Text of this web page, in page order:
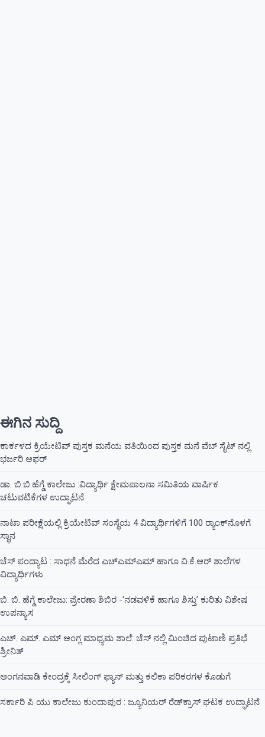
ಈಗಿನ ಸುದ್ದಿ
ಕಾರ್ಕಳದ ಕ್ರಿಯೇಟಿವ್ ಪುಸ್ತಕ ಮನೆಯ ವತಿಯಿಂದ ಪುಸ್ತಕ ಮನೆ ವೆಬ್ ಸೈಟ್ ನಲ್ಲಿ
ಭರ್ಜರಿ ಆಫರ್
ಡಾ. ಬಿ.ಬಿ.ಹೆಗ್ಡೆ ಕಾಲೇಜು :ವಿದ್ಯಾರ್ಥಿ ಕ್ಷೇಮಪಾಲನಾ ಸಮಿತಿಯ ವಾರ್ಷಿಕ
ಚಟುವಟಿಕೆಗಳ ಉದ್ಘಾಟನೆ
ನಾಟಾ ಪರೀಕ್ಷೆಯಲ್ಲಿ ಕ್ರಿಯೇಟಿವ್ ಸಂಸ್ಥೆಯ 4 ವಿದ್ಯಾರ್ಥಿಗಳಿಗೆ 100 ರ‍್ಯಾಂಕ್‌ನೊಳಗೆ
ಸ್ಥಾನ
ಚೆಸ್ ಪಂದ್ಯಾಟ : ಸಾಧನೆ ಮೆರೆದ ಎಚ್ಎಮ್ಎಮ್ ಹಾಗೂ ವಿ.ಕೆ.ಆರ್ ಶಾಲೆಗಳ
ವಿದ್ಯಾರ್ಥಿಗಳು
ಬಿ. ಬಿ. ಹೆಗ್ಡೆ ಕಾಲೇಜು: ಪ್ರೇರಣಾ ಶಿಬಿರ -‘ನಡವಳಿಕೆ ಹಾಗೂ ಶಿಸ್ತು’ ಕುರಿತು ವಿಶೇಷ
ಉಪನ್ಯಾಸ
ಎಚ್. ಎಮ್. ಎಮ್ ಆಂಗ್ಲ ಮಾಧ್ಯಮ ಶಾಲೆ: ಚೆಸ್ ನಲ್ಲಿ ಮಿಂಚಿದ ಪುಟಾಣಿ ಪ್ರತಿಭೆ
ಶ್ರೀನಿತ್
ಅಂಗನವಾಡಿ ಕೇಂದ್ರಕ್ಕೆ ಸೀಲಿಂಗ್ ಫ್ಯಾನ್ ಮತ್ತು ಕಲಿಕಾ ಪರಿಕರಗಳ ಕೊಡುಗೆ
ಸರ್ಕಾರಿ ಪಿ ಯು ಕಾಲೇಜು ಕುಂದಾಪುರ : ಜ್ಯೂನಿಯರ್‌ ರೆಡ್‌ಕ್ರಾಸ್‌ ಘಟಕ ಉದ್ಘಾಟನೆ